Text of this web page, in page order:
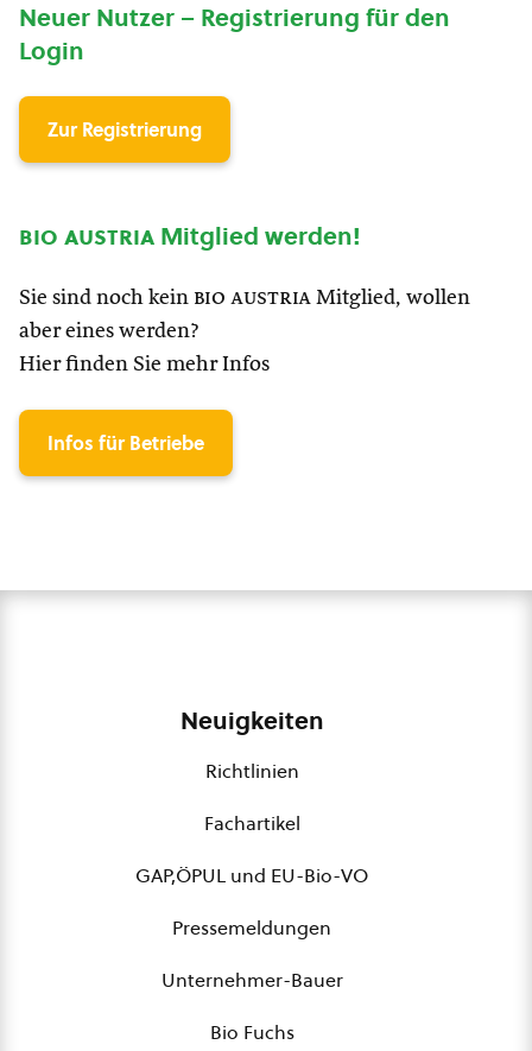
Neuer Nutzer – Registrierung für den
Login
Zur Registrierung
bio austria Mitglied werden!
Sie sind noch kein bio austria Mitglied, wollen
aber eines werden?
Hier finden Sie mehr Infos
Infos für Betriebe
Neuigkeiten
Richtlinien
Fachartikel
GAP,ÖPUL und EU-Bio-VO
Pressemeldungen
Unternehmer-Bauer
Bio Fuchs